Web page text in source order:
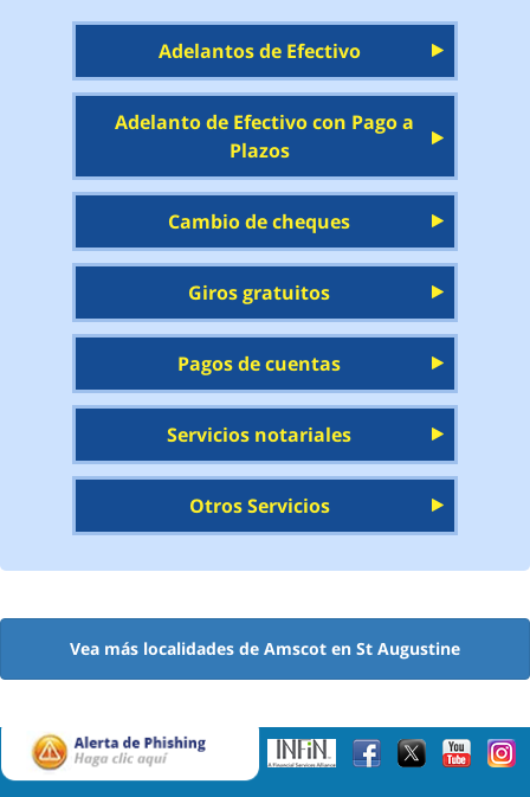
Adelantos de Efectivo
Adelanto de Efectivo con Pago a
Plazos
Cambio de cheques
Giros gratuitos
Pagos de cuentas
Servicios notariales
Otros Servicios
Vea más localidades de Amscot en St Augustine